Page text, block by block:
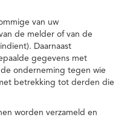
van uw
de melder of van de
Daarnaast
gegevens met
onderneming tegen wie
betrekking tot derden die
worden verzameld en